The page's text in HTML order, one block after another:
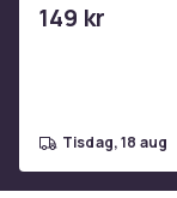
Streckkod:
149 kr
tisdag, 18 aug